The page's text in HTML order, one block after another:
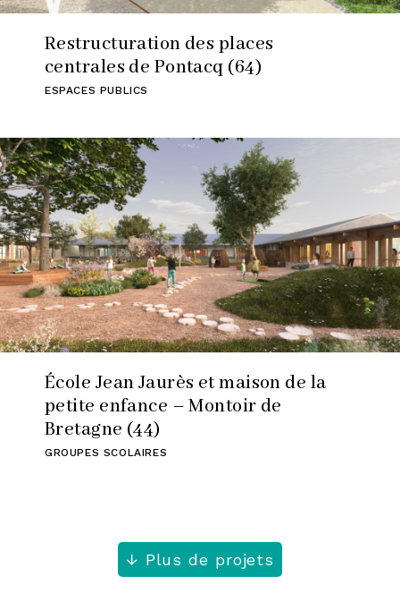
Restructuration des places
centrales de Pontacq (64)
ESPACES PUBLICS
École Jean Jaurès et maison de la
petite enfance – Montoir de
Bretagne (44)
GROUPES SCOLAIRES
Plus de projets